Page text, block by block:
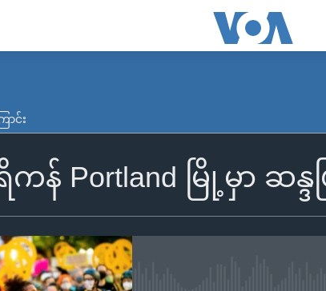
ာင်း
န် Portland မြို့မှာ ဆန္